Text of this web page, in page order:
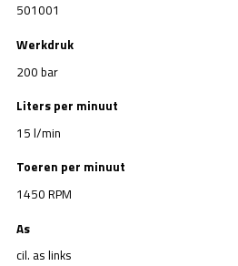
501001
Werkdruk
200 bar
Liters per minuut
15 l/min
Toeren per minuut
1450 RPM
As
cil. as links